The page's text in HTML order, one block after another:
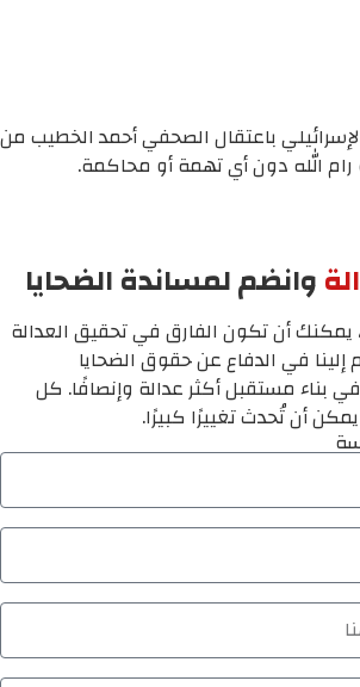
باعتقال الصحفي أحمد الخطيب من
رام الله دون أي تهمة أو محاكمة.
وانضم لمساندة الضحايا
يمكنك أن تكون الفارق في تحقيق العدالة
في الدفاع عن حقوق الضحايا
بناء مستقبل أكثر عدالة وإنصافًا. كل
أن تُحدث تغييرًا كبيرًا.